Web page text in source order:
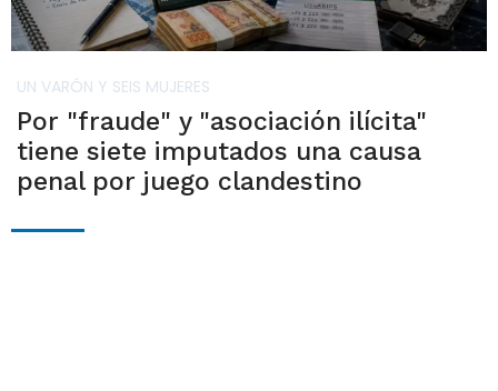
UN VARÓN Y SEIS MUJERES
Por "fraude" y "asociación ilícita"
tiene siete imputados una causa
penal por juego clandestino